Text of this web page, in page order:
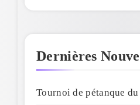
Dernières
Tournoi de pétanque